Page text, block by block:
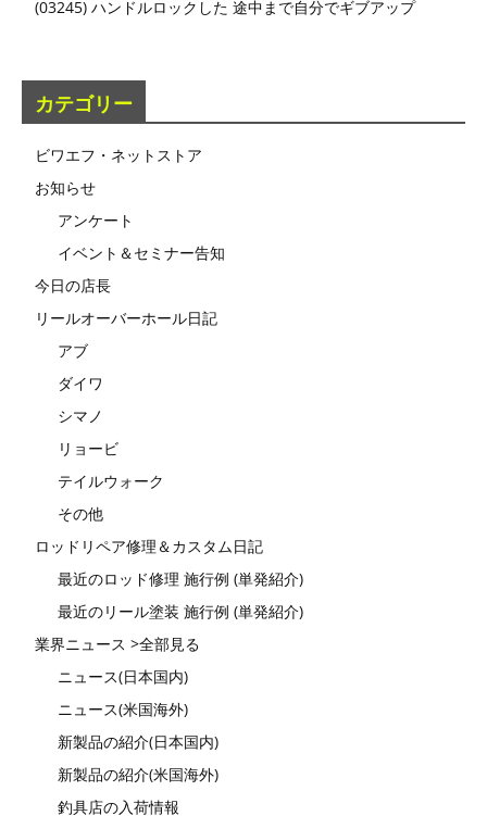
(03245) ハンドルロックした 途中まで自分でギブアップ
カテゴリー
ビワエフ・ネットストア
お知らせ
アンケート
イベント＆セミナー告知
今日の店長
リールオーバーホール日記
アブ
ダイワ
シマノ
リョービ
テイルウォーク
その他
ロッドリペア修理＆カスタム日記
最近のロッド修理 施行例 (単発紹介)
最近のリール塗装 施行例 (単発紹介)
業界ニュース >全部見る
ニュース(日本国内)
ニュース(米国海外)
新製品の紹介(日本国内)
新製品の紹介(米国海外)
釣具店の入荷情報